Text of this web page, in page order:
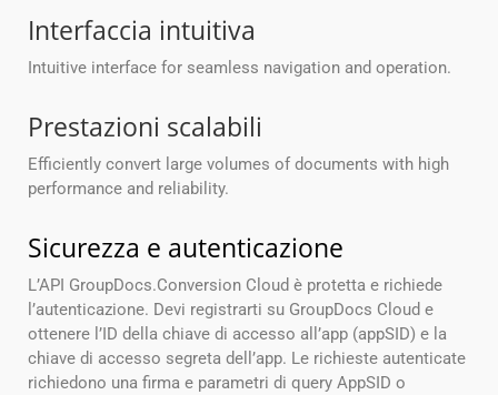
Interfaccia intuitiva
Intuitive interface for seamless navigation and operation.
Prestazioni scalabili
Efficiently convert large volumes of documents with high
performance and reliability.
Sicurezza e autenticazione
L’API GroupDocs.Conversion Cloud è protetta e richiede
l’autenticazione. Devi registrarti su GroupDocs Cloud e
ottenere l’ID della chiave di accesso all’app (appSID) e la
chiave di accesso segreta dell’app. Le richieste autenticate
richiedono una firma e parametri di query AppSID o